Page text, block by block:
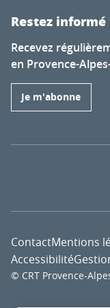
Restez informé
Recevez
en Provence-
Je m'abonne
© CRT Provence-
ContactMentions
Accessibilité